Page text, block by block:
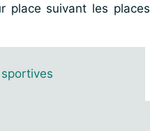
place suivant les places